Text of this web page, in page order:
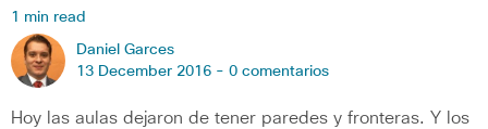
1 min read
Daniel Garces
13 December 2016 - 0 comentarios
Hoy las aulas dejaron de tener paredes y fronteras. Y los